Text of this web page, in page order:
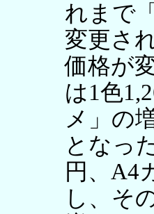
れまで
変更さ
価格が
は1色
メ」の
となっ
円、A4
し、そ